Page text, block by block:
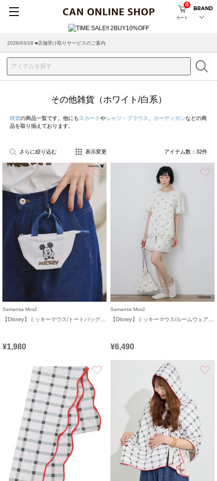
カート
0
BRAND
2026/08/04 ■8/13(木)AM2:00～サイトメンテナンス実施のお知らせ
2026/03/18 ■店舗受け取りサービスのご案内
その他雑貨（ホワイト/白系）
雑貨の商品一覧です。他にも スカート やシャツ・ブラウス カーディガンなどの商
品を取り揃えております。
さらに絞り込む 表示変更 アイテム数： 32件
Samansa Mos2
¥1,980
Samansa Mos2
¥6,490